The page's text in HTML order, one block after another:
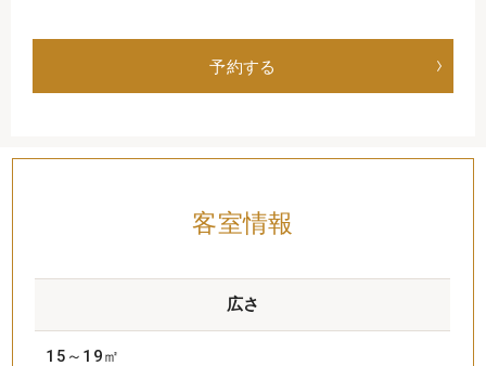
予約する
客室情報
広さ
15～19㎡